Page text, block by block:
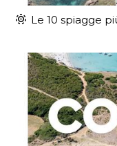
Le 10 spiagge